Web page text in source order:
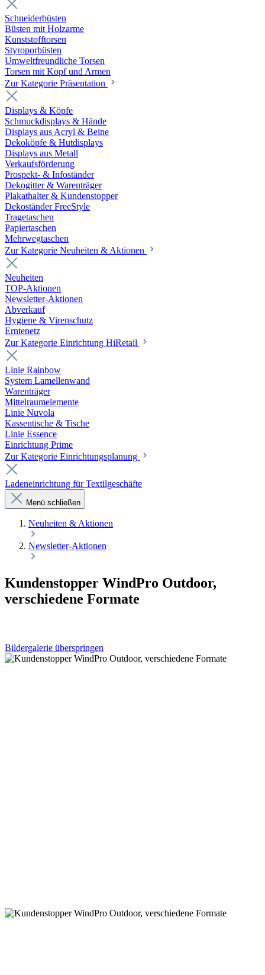
Schneiderbüsten
Büsten mit Holzarme
Kunststofftorsen
Styroporbüsten
Umweltfreundliche Torsen
Torsen mit Kopf und Armen
Zur Kategorie Präsentation
Displays & Köpfe
Schmuckdisplays & Hände
Displays aus Acryl & Beine
Dekoköpfe & Hutdisplays
Displays aus Metall
Verkaufsförderung
Prospekt- & Infoständer
Dekogitter & Warenträger
Plakathalter & Kundenstopper
Dekoständer FreeStyle
Tragetaschen
Papiertaschen
Mehrwegtaschen
Zur Kategorie Neuheiten & Aktionen
Neuheiten
TOP-Aktionen
Newsletter-Aktionen
Abverkauf
Hygiene & Virenschutz
Erntenetz
Zur Kategorie Einrichtung HiRetail
Linie Rainbow
System Lamellenwand
Warenträger
Mittelraumelemente
Linie Nuvola
Kassentische & Tische
Linie Essence
Einrichtung Prime
Zur Kategorie Einrichtungsplanung
Ladeneinrichtung für Textilgeschäfte
Menü schließen
Neuheiten & Aktionen
Newsletter-Aktionen
Kundenstopper WindPro Outdoor,
verschiedene Formate
Bildergalerie überspringen